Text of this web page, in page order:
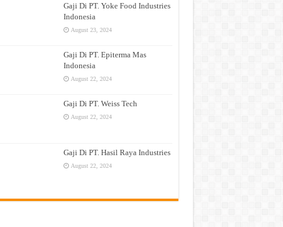
Gaji Di PT. Yoke Food Industries
Indonesia
August 23, 2024
Gaji Di PT. Epiterma Mas
Indonesia
August 22, 2024
Gaji Di PT. Weiss Tech
August 22, 2024
Gaji Di PT. Hasil Raya Industries
August 22, 2024